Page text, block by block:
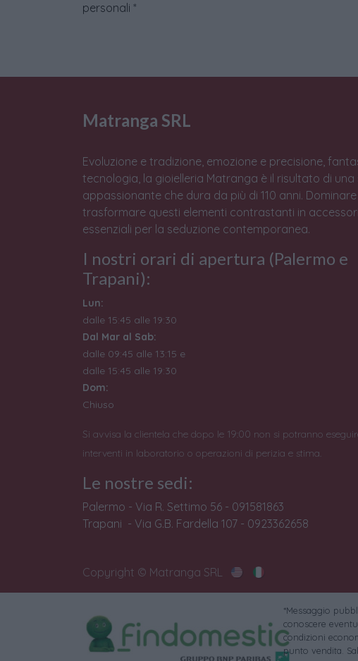
personali *
Matranga SRL
Evoluzione e tradizione, emozione e precisione,
tecnologia, la gioielleria Matranga è il risultato di una
appassionante che dura da più di 110 anni.
trasformare questi elementi contrastanti in accessori
essenziali per la seduzione contemporanea.
I nostri orari di apertura (Palermo e
Trapani):
Lun:
dalle 15:45 alle 19:30
Dal Mar al Sab:
dalle 09:45 alle 13:15 e
dalle 15:45 alle 19:30
Dom:
Chiuso
Si avvisa la clientela che dopo le 19:00 non si potranno
interventi in laboratorio o operazioni di perizia e stima.
Le nostre sedi:
Palermo - Via R. Settimo 56 - 091581863
Trapani - Via G.B. Fardella 107 - 0923362658
Copyright © Matranga SRL
*Messaggio
conoscere
condizioni
punto vendita.